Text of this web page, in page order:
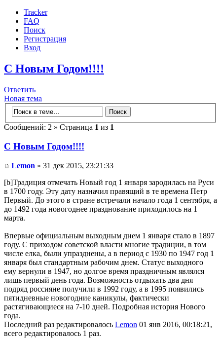
Tracker
FAQ
Поиск
Регистрация
Вход
С Новым Годом!!!!
Ответить
Новая тема
Сообщений: 2 » Страница 1 из 1
С Новым Годом!!!!
Lemon » 31 дек 2015, 23:21:33
[b]Традиция отмечать Новый год 1 января зародилась на Руси
в 1700 году. Эту дату назначил правящий в те времена Петр
Первый. До этого в стране встречали начало года 1 сентября, а
до 1492 года новогоднее празднование приходилось на 1
марта.
Впервые официальным выходным днем 1 января стало в 1897
году. С приходом советской власти многие традиции, в том
числе елка, были упразднены, а в период с 1930 по 1947 год 1
января был стандартным рабочим днем. Статус выходного
ему вернули в 1947, но долгое время праздничным являлся
лишь первый день года. Возможность отдыхать два дня
подряд россияне получили в 1992 году, а в 1995 появились
пятидневные новогодние каникулы, фактически
растягивающиеся на 7-10 дней. Подробная история Нового
года.
Последний раз редактировалось Lemon 01 янв 2016, 00:18:21,
всего редактировалось 1 раз.